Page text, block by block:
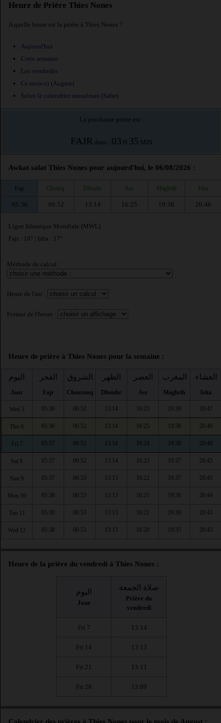
Heure de Prière Thies Nones
A quelle heure est la prière à Thies Nones ?
Aujourd'hui
Cette semaine
Les vendredis
Ce mois-ci (August)
Selon le calendrier musulman (Safar)
La prochaine prière est :
FAJR dans : 03 H 35 MIN
Awkat salat Thies Nones pour aujourd'hui, le 06/08/2026 :
Fajr Chourq. Dhouhr Asr Maghrib Isha
05:36 06:52 13:14 16:25 19:38 20:46
Ligue Islamique Mondiale (MWL)
Fajr : 18° | Isha : 17°
Méthode de calcul :
Heure de l'asr :
Format de l'heure :
Heure de prière à Thies Nones pour la semaine :
اليوم
Jour
الفجر
Fajr
الشروق
Chourouq
الظهر
Dhouhr
العصر
Asr
المغرب
Maghrib
العشاء
Isha
Wed 5 05:36 06:52 13:14 16:25 19:39 20:47
Thu 6 05:36 06:52 13:14 16:25 19:38 20:46
Fri 7 05:37 06:52 13:14 16:24 19:38 20:46
Sat 8 05:37 06:52 13:14 16:23 19:37 20:45
Sun 9 05:37 06:53 13:13 16:22 19:37 20:45
Mon 10 05:38 06:53 13:13 16:21 19:36 20:44
Tue 11 05:38 06:53 13:13 16:21 19:36 20:43
Wed 12 05:38 06:53 13:13 16:20 19:35 20:43
Heure de la prière du vendredi à Thies Nones :
اليوم
Jour
صلاة الجمعة
Prière du
vendredi
Fri 7 13:14
Fri 14 13:13
Fri 21 13:11
Fri 28 13:09